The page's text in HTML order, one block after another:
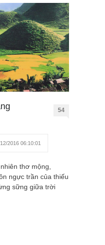
54
2016 06:10:01
thơ mộng,
ngực trần của thiếu
sững giữa trời